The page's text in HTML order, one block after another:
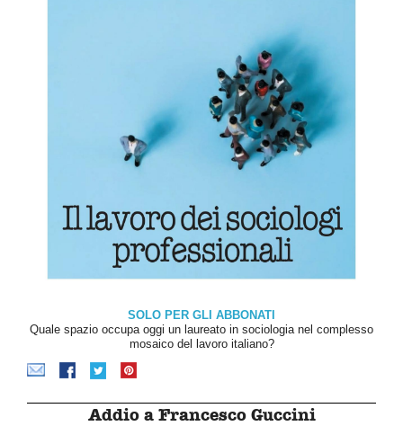
SOLO PER GLI ABBONATI
Quale spazio occupa oggi un laureato in sociologia nel complesso
mosaico del lavoro italiano?
Addio a Francesco Guccini